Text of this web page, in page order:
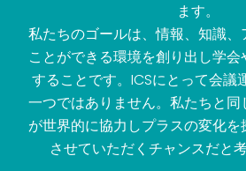
ます。
私たちのゴールは、情報、知識、
ことができる環境を創り出し学
することです。ICSにとって会議
一つではありません。私たちと
が世界的に協力しプラスの変化
させていただくチャンスだと